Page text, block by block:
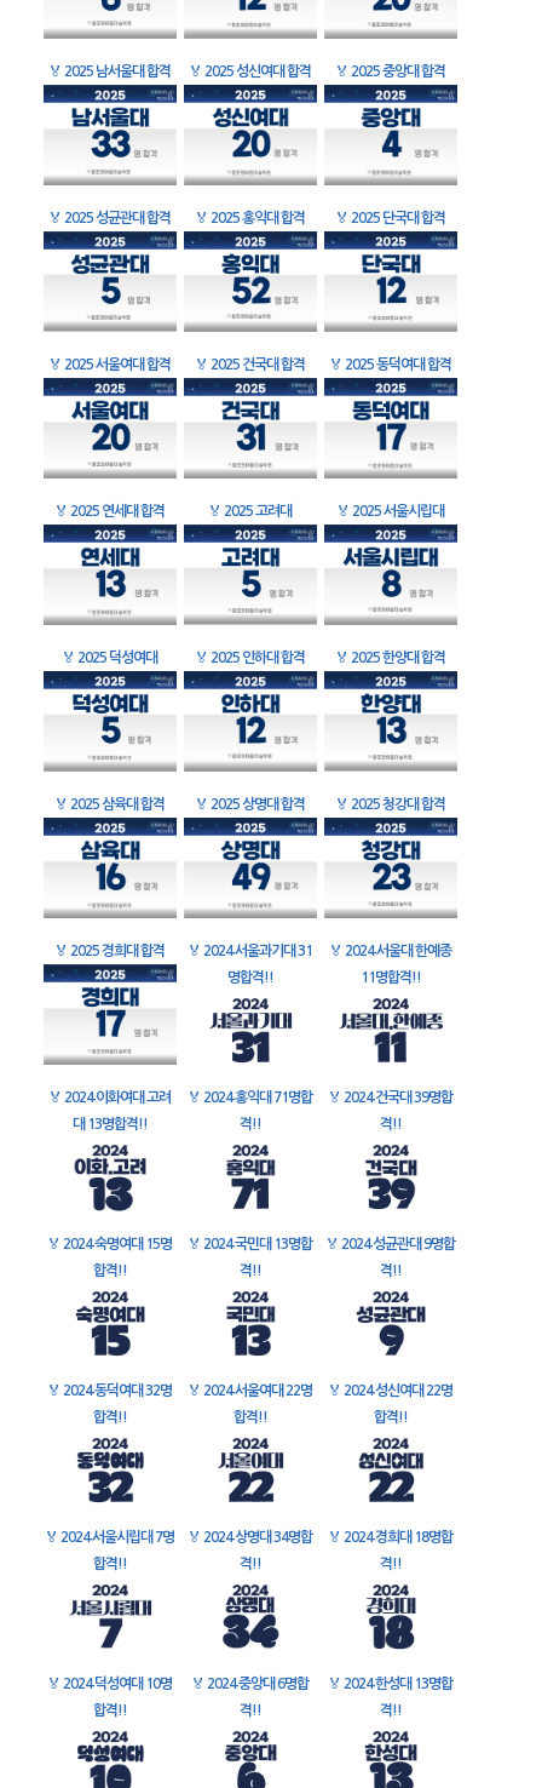
🏅 2025 남서울대 합격 🏅 2025 성신여대 합격 🏅 2025 중앙대 합격
🏅 2025 성균관대 합격 🏅 2025 홍익대 합격 🏅 2025 단국대 합격
🏅 2025 서울여대 합격 🏅 2025 건국대 합격 🏅 2025 동덕여대 합격
🏅 2025 연세대 합격 🏅 2025 고려대 🏅 2025 서울시립대
🏅 2025 덕성여대 🏅 2025 인하대 합격 🏅 2025 한양대 합격
🏅 2025 삼육대 합격 🏅 2025 상명대 합격 🏅 2025 청강대 합격
🏅 2025 경희대 합격 🏅 2024 서울과기대 31
명합격!!
🏅 2024 서울대 한예종
11명합격!!
🏅 2024 이화여대 고려
대 13명합격!!
🏅 2024 홍익대 71명합
격!!
🏅 2024 건국대 39명합
격!!
🏅 2024 숙명여대 15명
합격!!
🏅 2024 국민대 13명합
격!!
🏅 2024 성균관대 9명합
격!!
🏅 2024 동덕여대 32명
합격!!
🏅 2024 서울여대 22명
합격!!
🏅 2024 성신여대 22명
합격!!
🏅 2024 서울시립대 7명
합격!!
🏅 2024 상명대 34명합
격!!
🏅 2024 경희대 18명합
격!!
🏅 2024 덕성여대 10명
합격!!
🏅 2024 중앙대 6명합
격!!
🏅 2024 한성대 13명합
격!!